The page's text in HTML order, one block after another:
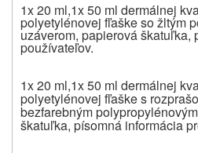
1x 20 ml,1x 50 ml dermálnej
polyetylénovej fľaške so žltým
uzáverom, papierová škatuľka,
používateľov.
1x 20 ml,1x 50 ml dermálnej
polyetylénovej fľaške s
bezfarebným
škatuľka, písomná informácia